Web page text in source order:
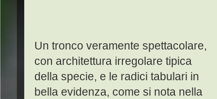
Un tronco veramente spettacolare,
con architettura irregolare tipica
della specie, e le radici tabulari in
bella evidenza, come si nota nella